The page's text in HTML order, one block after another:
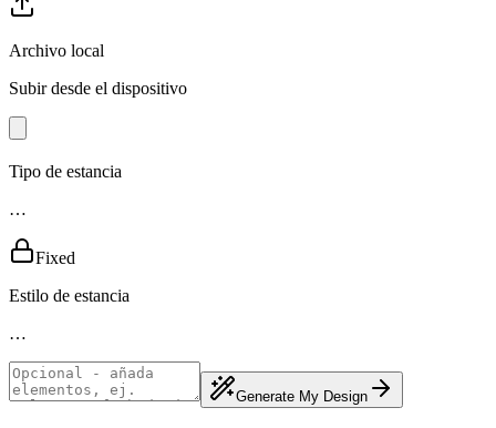
Archivo local
Subir desde el dispositivo
Tipo de estancia
…
Fixed
Estilo de estancia
…
Generate My Design